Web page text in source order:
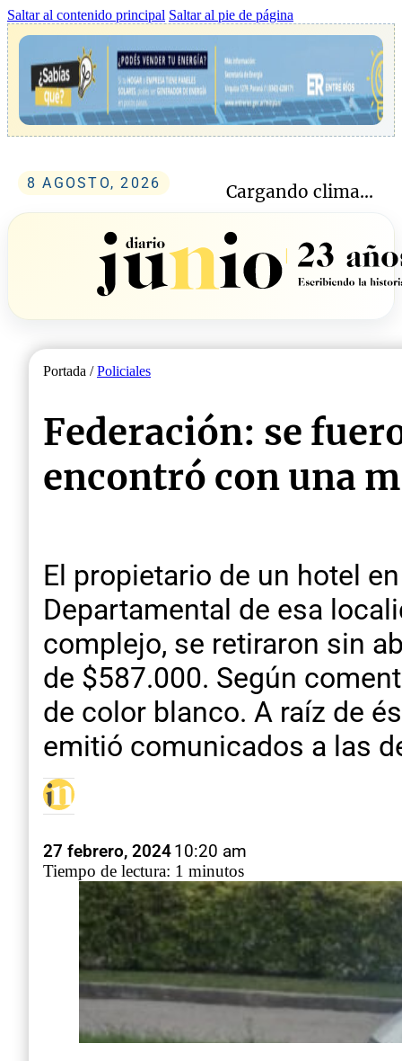
Saltar al contenido principal Saltar al pie de página
8 AGOSTO, 2026 Cargando clima...
Portada /Policiales
Federación: se
encontró con una
El propietario de un hotel
Departamental de esa
complejo, se retiraron sin
de $587.000. Según
de color blanco. A raíz de
emitió comunicados a las
27 febrero, 202410:20 am
Tiempo de lectura: 1 minutos